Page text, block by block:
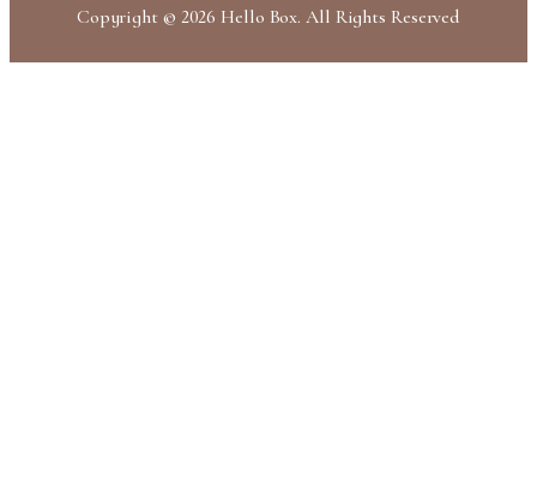
Copyright © 2026 Hello Box. All Rights Reserved